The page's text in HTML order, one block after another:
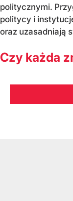
politycznymi.
politycy i
oraz uzasadniają
Czy każda